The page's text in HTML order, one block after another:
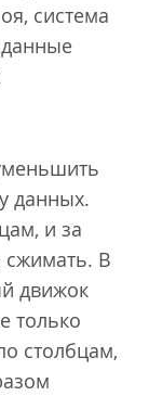
система
данные
данных.
и за
сжимать. В
движок
только
столбцам,